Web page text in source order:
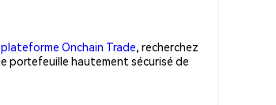
plateforme Onchain Trade, recherchez
portefeuille hautement sécurisé de